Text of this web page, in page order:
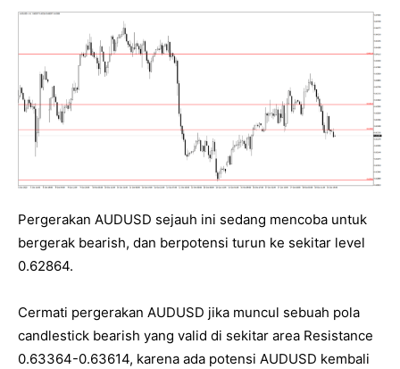
Pergerakan AUDUSD sejauh ini sedang mencoba untuk
bergerak bearish, dan berpotensi turun ke sekitar level
0.62864.
Cermati pergerakan AUDUSD jika muncul sebuah pola
candlestick bearish yang valid di sekitar area Resistance
0.63364-0.63614, karena ada potensi AUDUSD kembali